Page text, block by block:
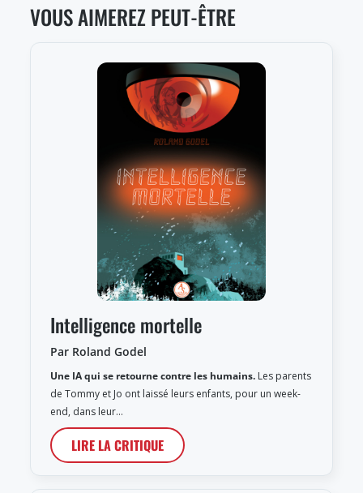
VOUS AIMEREZ PEUT-ÊTRE
Intelligence mortelle
Par Roland Godel
Une IA qui se retourne contre les humains. Les parents
de Tommy et Jo ont laissé leurs enfants, pour un week-
end, dans leur…
LIRE LA CRITIQUE